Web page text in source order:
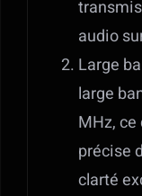
audio
Large
large
MHz,
précise
clarté